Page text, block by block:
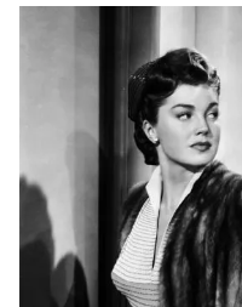
Emagazine
Video
VTV Money